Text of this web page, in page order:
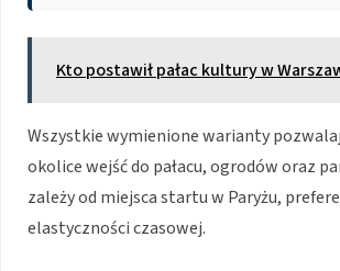
Kto postawił pałac kultury w
Wszystkie wymienione warianty
okolice wejść do pałacu, ogrodów oraz
zależy od miejsca startu w Paryżu,
elastyczności czasowej.